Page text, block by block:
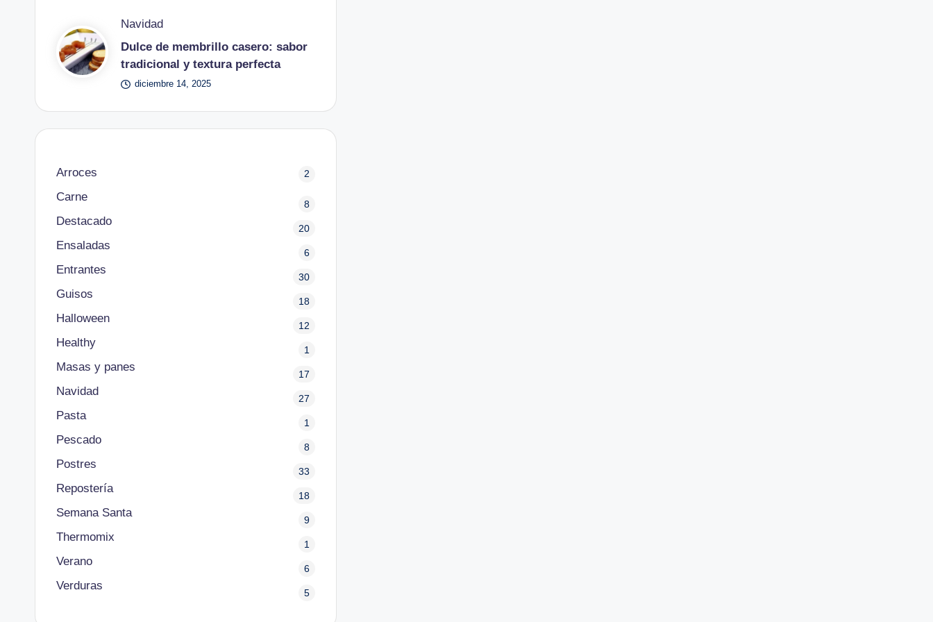
Publicado
en
Navidad
Dulce de membrillo casero: sabor
tradicional y textura perfecta
diciembre 14, 2025
Arroces 2
Carne
8
Destacado
20
Ensaladas
6
Entrantes
30
Guisos
18
Halloween
12
Healthy
1
Masas y panes
17
Navidad
27
Pasta
1
Pescado
8
Postres
33
Repostería
18
Semana Santa
9
Thermomix
1
Verano
6
Verduras
5